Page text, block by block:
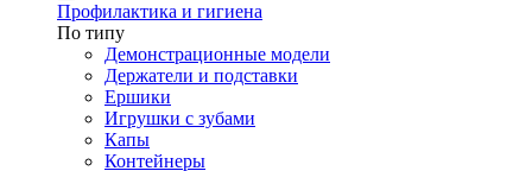
Профилактика и гигиена
По типу
Демонстрационные модели
Держатели и подставки
Ершики
Игрушки с зубами
Капы
Контейнеры